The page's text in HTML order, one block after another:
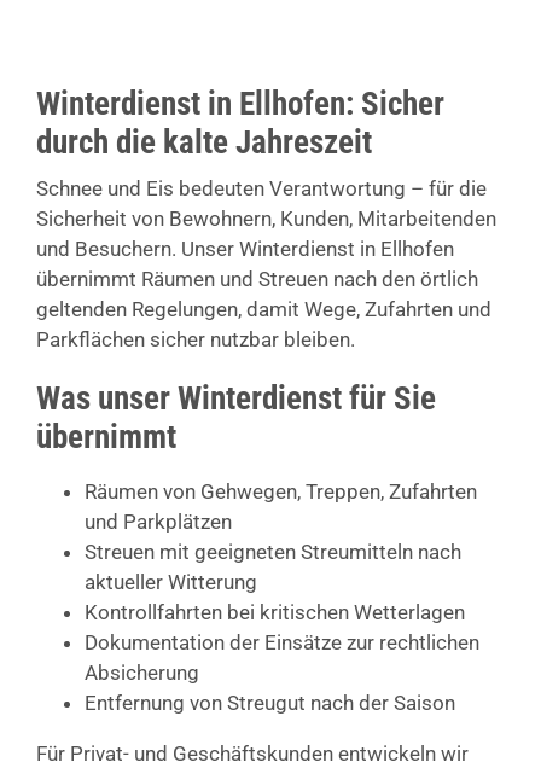
Winterdienst in Ellhofen: Sicher
durch die kalte Jahreszeit
Schnee und Eis bedeuten Verantwortung – für die
Sicherheit von Bewohnern, Kunden, Mitarbeitenden
und Besuchern. Unser Winterdienst in Ellhofen
übernimmt Räumen und Streuen nach den örtlich
geltenden Regelungen, damit Wege, Zufahrten und
Parkflächen sicher nutzbar bleiben.
Was unser Winterdienst für Sie
übernimmt
Räumen von Gehwegen, Treppen, Zufahrten
und Parkplätzen
Streuen mit geeigneten Streumitteln nach
aktueller Witterung
Kontrollfahrten bei kritischen Wetterlagen
Dokumentation der Einsätze zur rechtlichen
Absicherung
Entfernung von Streugut nach der Saison
Für Privat- und Geschäftskunden entwickeln wir